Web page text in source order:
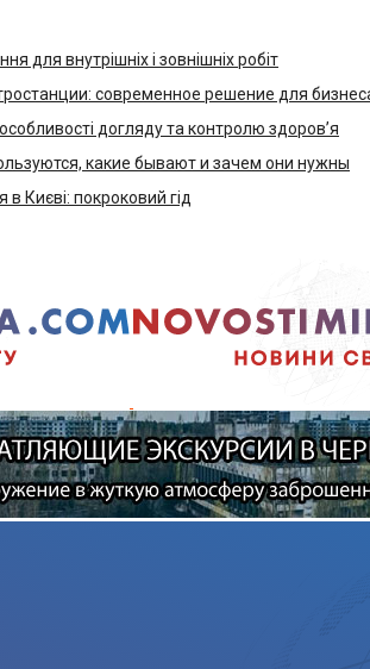
для внутрішніх і зовнішніх робіт
современное решение для
догляду та контролю здоров’я
какие бывают и зачем они нужны
Києві: покроковий гід